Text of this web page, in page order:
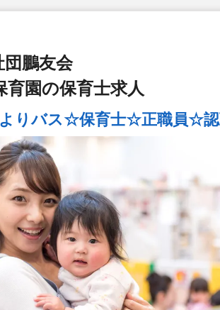
団鵬友会
育園の保育士求人
りバス☆保育士☆正職員☆